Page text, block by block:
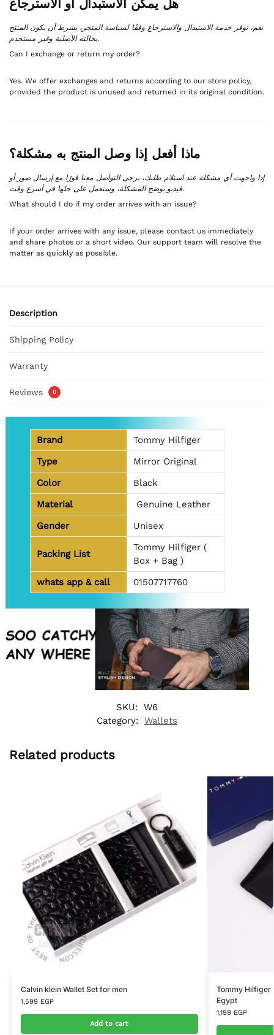
هل يمكن الاستبدال أو الاسترجاع
نعم، نوفر خدمة الاستبدال والاسترجاع وفقًا لسياسة المتجر، بشرط أن يكون المنتج
بحالته الأصلية وغير مستخدم.
Can I exchange or return my order?
Yes. We offer exchanges and returns according to our store policy,
provided the product is unused and returned in its original condition.
ماذا أفعل إذا وصل المنتج به مشكلة؟
إذا واجهت أي مشكلة عند استلام طلبك، يرجى التواصل معنا فورًا مع إرسال صور أو
فيديو يوضح المشكلة، وسنعمل على حلها في أسرع وقت.
What should I do if my order arrives with an issue?
If your order arrives with any issue, please contact us immediately
and share photos or a short video. Our support team will resolve the
matter as quickly as possible.
Description
Shipping Policy
Warranty
Reviews 0
Brand
Tommy Hilfiger
Type
Mirror Original
Color
Black
Material
Genuine Leather
Gender
Unisex
Packing List
Tommy Hilfiger (
Box + Bag )
whats app & call
01507717760
SKU: W6
Category: Wallets
Related products
Calvin klein Wallet Set for men
1,599 EGP
Add to cart
Tommy Hilfiger
Egypt
1,199 EGP